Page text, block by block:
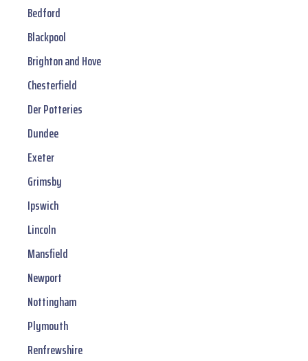
Bedford
Blackpool
Brighton and Hove
Chesterfield
Der Potteries
Dundee
Exeter
Grimsby
Ipswich
Lincoln
Mansfield
Newport
Nottingham
Plymouth
Renfrewshire